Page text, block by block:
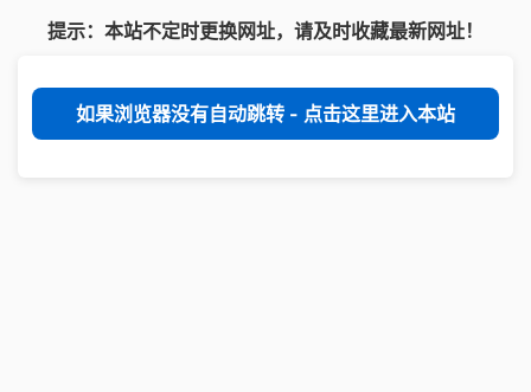
提示：本站不定时更换网址，请及时收藏最新网址！
如果浏览器没有自动跳转 - 点击这里进入本站